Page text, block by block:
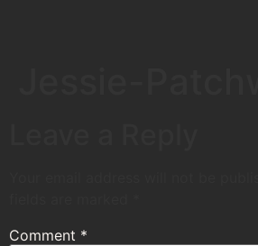
Comment *